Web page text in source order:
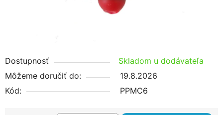
Dostupnosť
Skladom u dodávateľa
Môžeme doručiť do:
19.8.2026
Kód:
PPMC6